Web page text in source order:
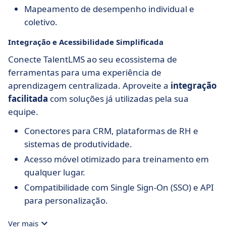
Mapeamento de desempenho individual e
coletivo.
Integração e Acessibilidade Simplificada
Conecte TalentLMS ao seu ecossistema de
ferramentas para uma experiência de
aprendizagem centralizada. Aproveite a integração
facilitada com soluções já utilizadas pela sua
equipe.
Conectores para CRM, plataformas de RH e
sistemas de produtividade.
Acesso móvel otimizado para treinamento em
qualquer lugar.
Compatibilidade com Single Sign-On (SSO) e API
para personalização.
Ver mais